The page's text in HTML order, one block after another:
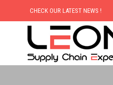
CHECK OUR LATEST NEWS !